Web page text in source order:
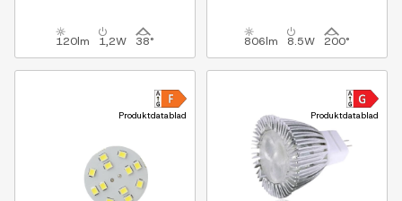
120lm 1,2W 38° 806lm 8.5W 200°
Produktdatablad Produktdatablad